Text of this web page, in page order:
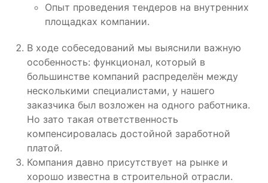
Опыт проведения тендеров на внутренних
площадках компании.
В ходе собеседований мы выяснили важную
особенность: функционал, который в
большинстве компаний распределён между
несколькими специалистами, у нашего
заказчика был возложен на одного работника.
Но зато такая ответственность
компенсировалась достойной заработной
платой.
Компания давно присутствует на рынке и
хорошо известна в строительной отрасли.